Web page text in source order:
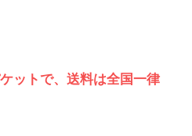
ットで、送料は全国一律